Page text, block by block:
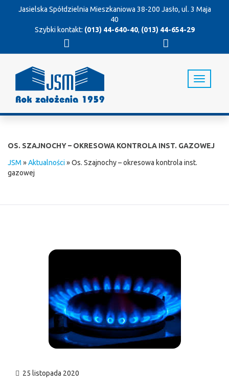
Jasielska Spółdzielnia Mieszkaniowa 38-200 Jasło, ul. 3 Maja
40
Szybki kontakt: (013) 44-640-40, (013) 44-654-29
T
o
OS. SZAJNOCHY – OKRESOWA KONTROLA INST. GAZOWEJ
JSM »Aktualności»Os. Szajnochy – okresowa kontrola inst.
gazowej
25 listopada 2020